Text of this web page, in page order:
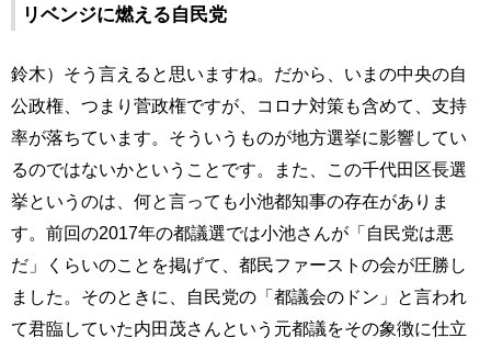
リベンジに燃える自民党
鈴木）そう言えると思いますね。だから、いまの中央の自
公政権、つまり菅政権ですが、コロナ対策も含めて、支持
率が落ちています。そういうものが地方選挙に影響してい
るのではないかということです。また、この千代田区長選
挙というのは、何と言っても小池都知事の存在がありま
す。前回の2017年の都議選では小池さんが「自民党は悪
だ」くらいのことを掲げて、都民ファーストの会が圧勝し
ました。そのときに、自民党の「都議会のドン」と言われ
て君臨していた内田茂さんという元都議をその象徴に仕立